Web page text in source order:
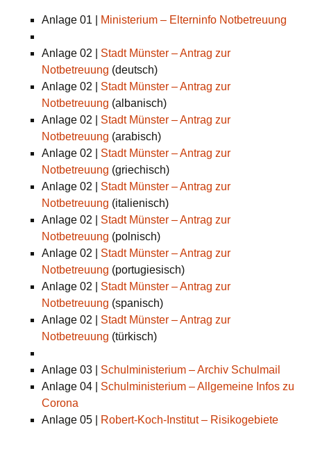
Anlage 01 | Ministerium – Elterninfo Notbetreuung
Anlage 02 | Stadt Münster – Antrag zur
Notbetreuung (deutsch)
Anlage 02 | Stadt Münster – Antrag zur
Notbetreuung (albanisch)
Anlage 02 | Stadt Münster – Antrag zur
Notbetreuung (arabisch)
Anlage 02 | Stadt Münster – Antrag zur
Notbetreuung (griechisch)
Anlage 02 | Stadt Münster – Antrag zur
Notbetreuung (italienisch)
Anlage 02 | Stadt Münster – Antrag zur
Notbetreuung (polnisch)
Anlage 02 | Stadt Münster – Antrag zur
Notbetreuung (portugiesisch)
Anlage 02 | Stadt Münster – Antrag zur
Notbetreuung (spanisch)
Anlage 02 | Stadt Münster – Antrag zur
Notbetreuung (türkisch)
Anlage 03 | Schulministerium – Archiv Schulmail
Anlage 04 | Schulministerium – Allgemeine Infos zu
Corona
Anlage 05 |
Robert-Koch-Institut – Risikogebiete